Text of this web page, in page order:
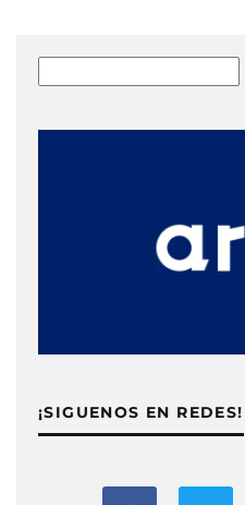
¡SIGUENOS EN REDES!